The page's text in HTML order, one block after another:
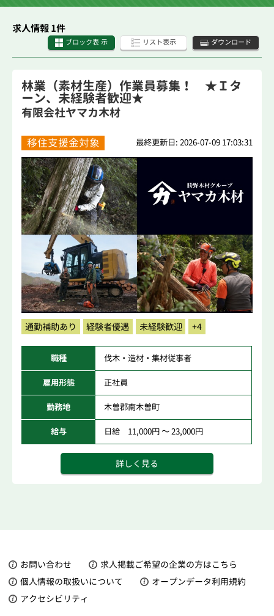
求人情報 1件
ブロック表 示 リスト表示 ダウンロード
林業（素材生産）作業員募集！ ★Ｉタ
ーン、未経験者歓迎★
有限会社ヤマカ木材
移住支援金対象 最終更新日: 2026-07-09 17:03:31
通勤補助あり 経験者優遇 未経験歓迎 +4
職種 伐木・造材・集材従事者
雇用形態 正社員
勤務地 木曽郡南木曽町
給与 日給 11,000円 ～ 23,000円
詳しく見る
お問い合わせ
求人掲載ご希望の企業の方はこちら
個人情報の取扱いについて
オープンデータ利用規約
アクセシビリティ